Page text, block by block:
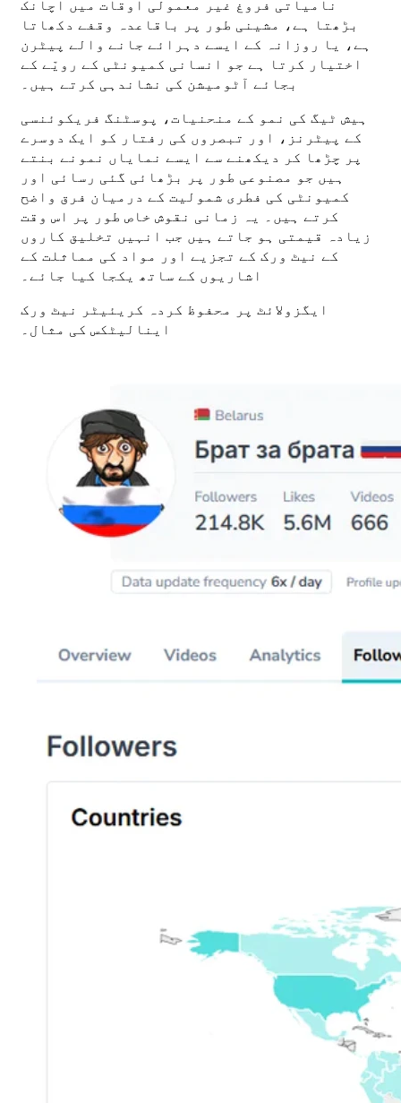
نامیاتی فروغ غیر معمولی اوقات میں اچانک
بڑھتا ہے، مشینی طور پر باقاعدہ وقفے دکھاتا
ہے، یا روزانہ کے ایسے دہرائے جانے والے پیٹرن
اختیار کرتا ہے جو انسانی کمیونٹی کے رویّے کے
بجائے آٹومیشن کی نشاندہی کرتے ہیں۔
ہیش ٹیگ کی نمو کے منحنیات، پوسٹنگ فریکوئنسی
کے پیٹرنز، اور تبصروں کی رفتار کو ایک دوسرے
پر چڑھا کر دیکھنے سے ایسے نمایاں نمونے بنتے
ہیں جو مصنوعی طور پر بڑھائی گئی رسائی اور
کمیونٹی کی فطری شمولیت کے درمیان فرق واضح
کرتے ہیں۔ یہ زمانی نقوش خاص طور پر اس وقت
زیادہ قیمتی ہو جاتے ہیں جب انہیں تخلیق کاروں
کے نیٹ ورک کے تجزیے اور مواد کی مماثلت کے
اشاریوں کے ساتھ یکجا کیا جائے۔
ایگزولائٹ پر محفوظ کردہ کریئیٹر نیٹ ورک
اینالیٹکس کی مثال۔